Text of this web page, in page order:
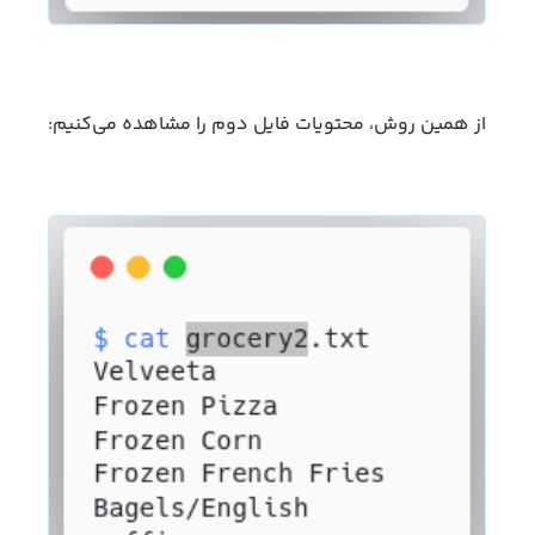
از همین روش، محتویات فایل دوم را مشاهده می‌کنیم: